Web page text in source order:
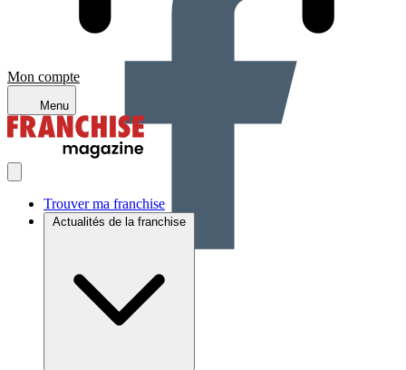
Mon compte
Menu
Trouver ma franchise
Actualités de la franchise